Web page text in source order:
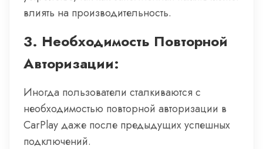
влиять на производительность.
3. Необходимость Повторной
Авторизации:
Иногда пользователи сталкиваются с
необходимостью повторной авторизации в
CarPlay даже после предыдущих успешных
подключений.